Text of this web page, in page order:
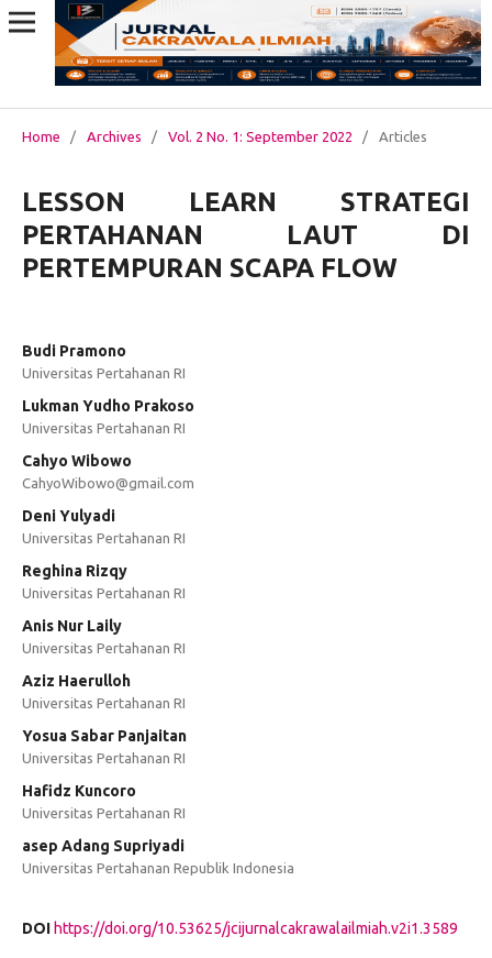
Home / Archives / Vol. 2 No. 1: September 2022 / Articles
LESSON LEARN STRATEGI
PERTAHANAN LAUT DI
PERTEMPURAN SCAPA FLOW
Budi Pramono
Universitas Pertahanan RI
Lukman Yudho Prakoso
Universitas Pertahanan RI
Cahyo Wibowo
CahyoWibowo@gmail.com
Deni Yulyadi
Universitas Pertahanan RI
Reghina Rizqy
Universitas Pertahanan RI
Anis Nur Laily
Universitas Pertahanan RI
Aziz Haerulloh
Universitas Pertahanan RI
Yosua Sabar Panjaitan
Universitas Pertahanan RI
Hafidz Kuncoro
Universitas Pertahanan RI
asep Adang Supriyadi
Universitas Pertahanan Republik Indonesia
DOI https://doi.org/10.53625/jcijurnalcakrawalailmiah.v2i1.3589